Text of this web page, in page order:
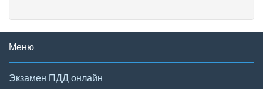
Меню
Экзамен ПДД онлайн